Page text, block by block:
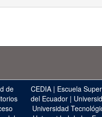
CEDIA | Escuela
del Ecuador|
Universidad